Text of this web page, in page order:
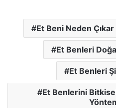
Et Beni Neden Çıkar
Et Benleri
Et Benleri
Et Benlerini